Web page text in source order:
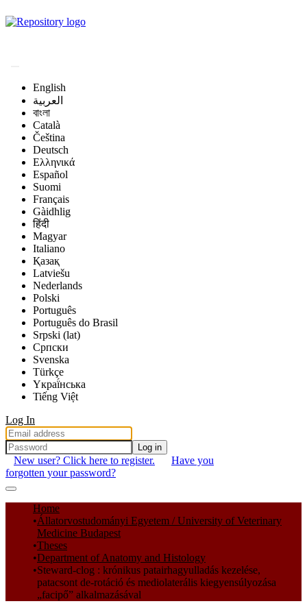
English
العربية
বাংলা
Català
Čeština
Deutsch
Ελληνικά
Español
Suomi
Français
Gàidhlig
हिंदी
Magyar
Italiano
Қазақ
Latviešu
Nederlands
Polski
Português
Português do Brasil
Srpski (lat)
Српски
Svenska
Türkçe
Yкраї́нська
Tiếng Việt
Log In
Log in
New user? Click here to register.
Have you
forgotten your password?
Communities & Collections
All of DSpace
Statistics
Home
Állatorvostudományi Egyetem / University of Veterinary
Medicine Budapest
Theses
Department of Anatomy and Histology
Steward-clog : krónikus patairhagyulladás kezelése,
patacsont de-rotáció és mediolaterális kiegyensúlyozása
„facipő” alkalmazásával